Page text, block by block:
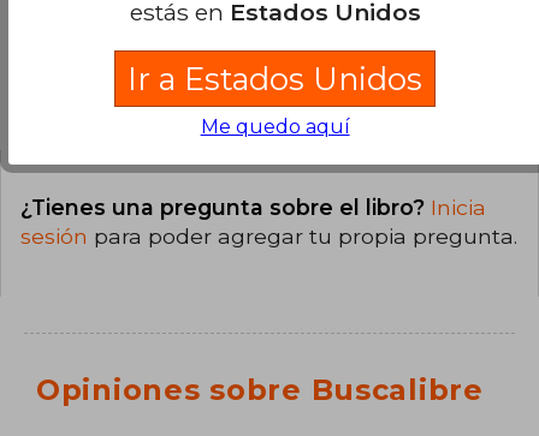
Preguntas y respuestas sobre el libro
¿Tienes una pregunta sobre el libro? Inicia
sesión para poder agregar tu propia pregunta.
Opiniones sobre Buscalibre
estás en Estados Unidos
Ir a Estados Unidos
Me quedo aquí